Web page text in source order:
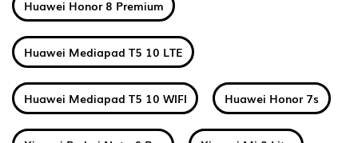
Huawei Honor 8 Premium
Huawei Mediapad T5 10 LTE
Huawei Mediapad T5 10 WIFI Huawei Honor 7s